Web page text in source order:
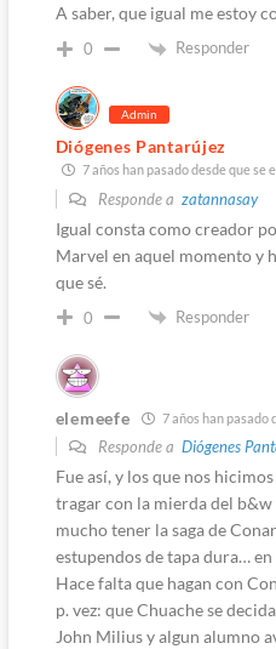
A saber, que igual me estoy
0 Responder
Admin
Diógenes Pantarújez
7 años han pasado desde que se
Responde a zatannasay
Igual consta como creador
Marvel en aquel momento y
que sé.
0 Responder
elemeefe 7 años han pasado
Responde a Diógenes
Fue así, y los que nos
tragar con la mierda del b&w
mucho tener la saga de
estupendos de tapa dura…
Hace falta que hagan con
p. vez: que Chuache se
John Milius y algun alumno